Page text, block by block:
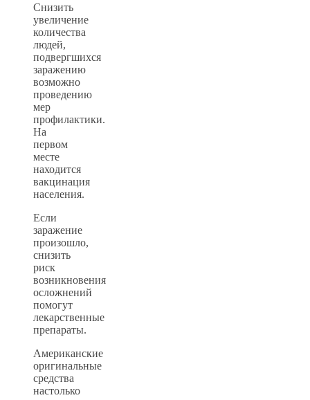
Снизить
увеличение
количества
людей,
подвергшихся
заражению
возможно
проведению
мер
профилактики.
На
первом
месте
находится
вакцинация
населения.
Если
заражение
произошло,
снизить
риск
возникновения
осложнений
помогут
лекарственные
препараты.
Американские
оригинальные
средства
настолько